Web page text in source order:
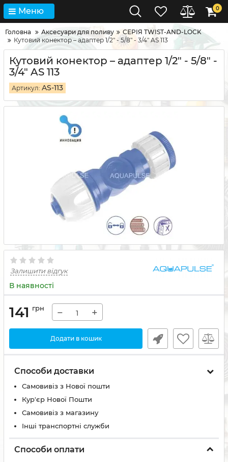
Меню 0
Головна Аксесуари для поливу
СЕРІЯ TWIST-AND-LOCK
Кутовий конектор – адаптер 1/2" - 5/8" - 3/4" AS 113
Кутовий конектор – адаптер 1/2" - 5/8" -
3/4" AS 113
Артикул: AS-113
Залишити відгук
В наявності
141 грн − +
Додати в кошик
Способи доставки
Самовивіз з Нової пошти
Кур'єр Нової Пошти
Самовивіз з магазину
Інші транспортні служби
Способи оплати